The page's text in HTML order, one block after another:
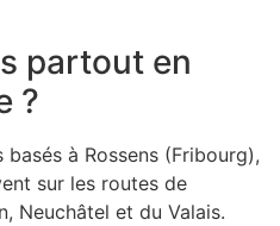
partout en
?
à Rossens (Fribourg),
sur les routes de
Neuchâtel et du Valais.